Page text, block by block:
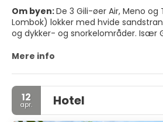
Om byen:De 3 Gili-øer Air, Meno
Lombok) lokker med hvide
og dykker- og snorkelområder. Især
"co-workers" deler strandene,
til Gili Trawangan tager omkring 20
mulig). Månederne april til
rejsetid. I lavsæsonen er der
uroligt og muligvis ikke egnet til
Mere info
12
apr. Hotel